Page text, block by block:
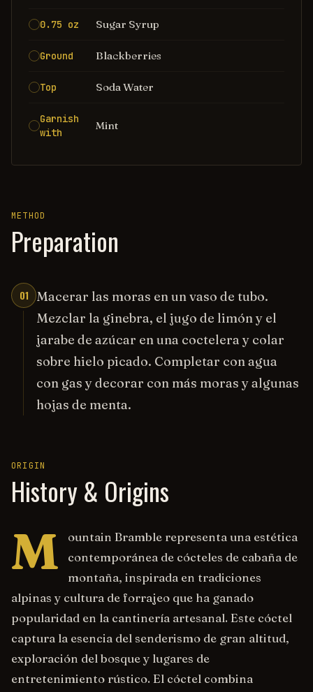
0.75 oz Sugar Syrup
Ground Blackberries
Top Soda Water
Garnish
with
Mint
METHOD
Preparation
01
Macerar las moras en un vaso de tubo.
Mezclar la ginebra, el jugo de limón y el
jarabe de azúcar en una coctelera y colar
sobre hielo picado. Completar con agua
con gas y decorar con más moras y algunas
hojas de menta.
ORIGIN
History & Origins
M
ountain Bramble representa una estética
contemporánea de cócteles de cabaña de
montaña, inspirada en tradiciones
alpinas y cultura de forrajeo que ha ganado
popularidad en la cantinería artesanal. Este cóctel
captura la esencia del senderismo de gran altitud,
exploración del bosque y lugares de
entretenimiento rústico. El cóctel combina